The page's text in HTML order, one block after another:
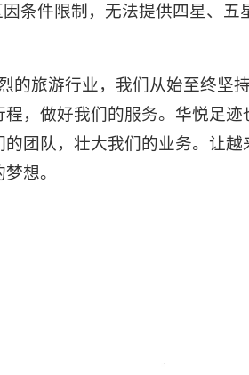
条件限制，无法提供四星、
的旅游行业，我们从始至终坚
，做好我们的服务。华悦足
的团队，壮大我们的业务。让
想。